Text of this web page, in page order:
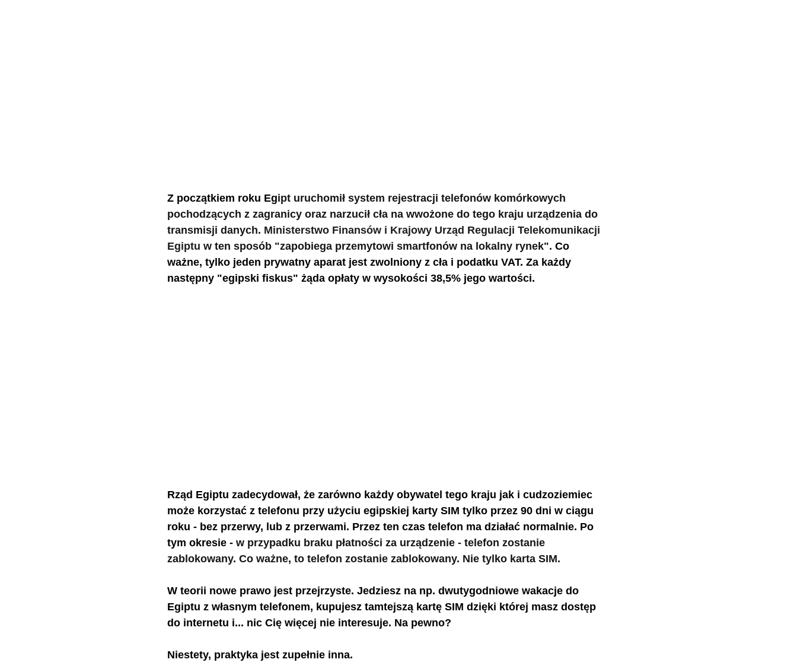
Z początkiem roku Egipt uruchomił system rejestracji telefonów komórkowych
pochodzących z zagranicy oraz narzucił cła na wwożone do tego kraju urządzenia do
transmisji danych. Ministerstwo Finansów i Krajowy Urząd Regulacji Telekomunikacji
Egiptu w ten sposób "zapobiega przemytowi smartfonów na lokalny rynek". Co
ważne, tylko jeden prywatny aparat jest zwolniony z cła i podatku VAT. Za każdy
następny "egipski fiskus" żąda opłaty w wysokości 38,5% jego wartości.
Rząd Egiptu zadecydował, że zarówno każdy obywatel tego kraju jak i cudzoziemiec
może korzystać z telefonu przy użyciu egipskiej karty SIM tylko przez 90 dni w ciągu
roku - bez przerwy, lub z przerwami. Przez ten czas telefon ma działać normalnie. Po
tym okresie - w przypadku braku płatności za urządzenie - telefon zostanie
zablokowany. Co ważne, to telefon zostanie zablokowany. Nie tylko karta SIM.
W teorii nowe prawo jest przejrzyste. Jedziesz na np. dwutygodniowe wakacje do
Egiptu z własnym telefonem, kupujesz tamtejszą kartę SIM dzięki której masz dostęp
do internetu i... nic Cię więcej nie interesuje. Na pewno?
Niestety, praktyka jest zupełnie inna.